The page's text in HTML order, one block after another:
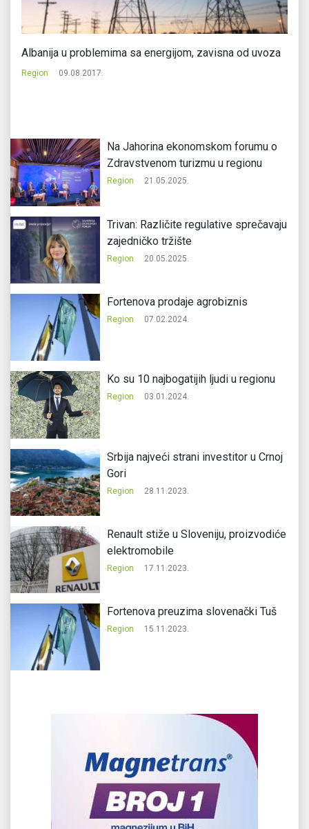
Albanija u problemima sa energijom, zavisna od uvoza
Region 09.08.2017.
Na Jahorina ekonomskom forumu o
Zdravstvenom turizmu u regionu
Region 21.05.2025.
Trivan: Različite regulative sprečavaju
zajedničko tržište
Region 20.05.2025.
Fortenova prodaje agrobiznis
Region 07.02.2024.
Ko su 10 najbogatijih ljudi u regionu
Region 03.01.2024.
Srbija najveći strani investitor u Crnoj
Gori
Region 28.11.2023.
Renault stiže u Sloveniju, proizvodiće
elektromobile
Region 17.11.2023.
Fortenova preuzima slovenački Tuš
Region 15.11.2023.